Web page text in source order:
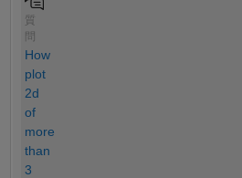
質
How
plot
2d
of
more
than
3